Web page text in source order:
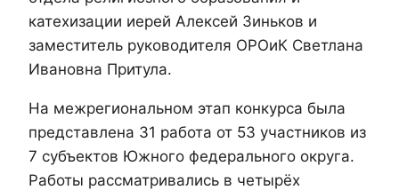
катехизации иерей Алексей Зиньков и
заместитель руководителя ОРОиК Светлана
Ивановна Притула.
На межрегиональном этап конкурса была
представлена 31 работа от 53 участников из
7 субъектов Южного федерального округа.
Работы рассматривались в четырёх